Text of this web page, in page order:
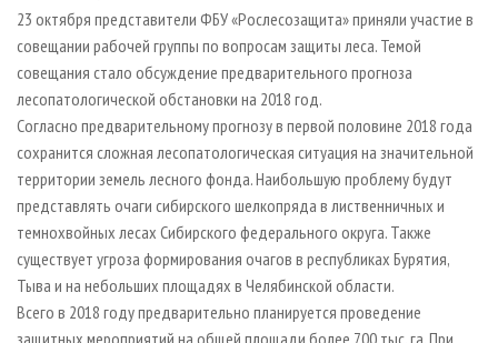
СУШКА ДРЕВЕСИНЫ
ПРОИЗВОДСТВО ДРЕВЕСНЫХ ПЛИТ
ДЕРЕВЯННОЕ ДОМОСТРОЕНИЕ
ПРОИЗВОДСТВО МЕБЕЛИ
БИОЭНЕРГЕТИКА
ЦБП
ИНСТРУМЕНТ И МАТЕРИАЛЫ
ПЕРСОНЫ
МОБИЛЬНЫЕ ВЫСТАВКИ
ОФИЦИАЛЬНЫЕ ДЕЛЕГАЦИИ
ПРИОРИТЕТНЫЕ ИНВЕСТПРОЕКТЫ
RUSSIAN FORESTRY REVIEW
ГАЗЕТА ЛЕСПРОМФОРУМ
БИБЛИОТЕКА СПЕЦИАЛИСТА
КОНТАКТЫ
РЕКЛАМА
РЕКЛАМА НА САЙТЕ
23 октября представители ФБУ «Рослесозащита» приняли участие в
совещании рабочей группы по вопросам защиты леса. Темой
совещания стало обсуждение предварительного прогноза
лесопатологической обстановки на 2018 год.
Согласно предварительному прогнозу в первой половине 2018 года
сохранится сложная лесопатологическая ситуация на значительной
территории земель лесного фонда. Наибольшую проблему будут
представлять очаги сибирского шелкопряда в лиственничных и
темнохвойных лесах Сибирского федерального округа. Также
существует угроза формирования очагов в республиках Бурятия,
Тыва и на небольших площадях в Челябинской области.
Всего в 2018 году предварительно планируется проведение
защитных мероприятий на общей площади более 700 тыс. га. При